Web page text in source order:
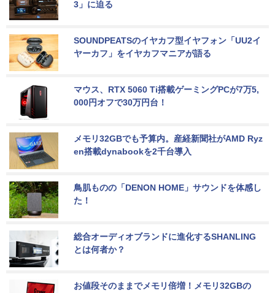
3」に迫る
SOUNDPEATSのイヤカフ型イヤフォン「UU2イ
ヤーカフ」をイヤカフマニアが語る
マウス、RTX 5060 Ti搭載ゲーミングPCが7万5,
000円オフで30万円台！
メモリ32GBでも予算内。産経新聞社がAMD Ryz
en搭載dynabookを2千台導入
鳥肌ものの「DENON HOME」サウンドを体感し
た！
総合オーディオブランドに進化するSHANLING
とは何者か？
お値段そのままでメモリ倍増！メモリ32GBの